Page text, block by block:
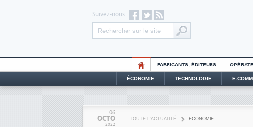
Suivez-nous
FABRICANTS, ÉDITEURS
ÉCONOMIE TECHNOLOGIE E-
06
OCTO
2022
TOUTE L'ACTUALITÉ ECONOMIE